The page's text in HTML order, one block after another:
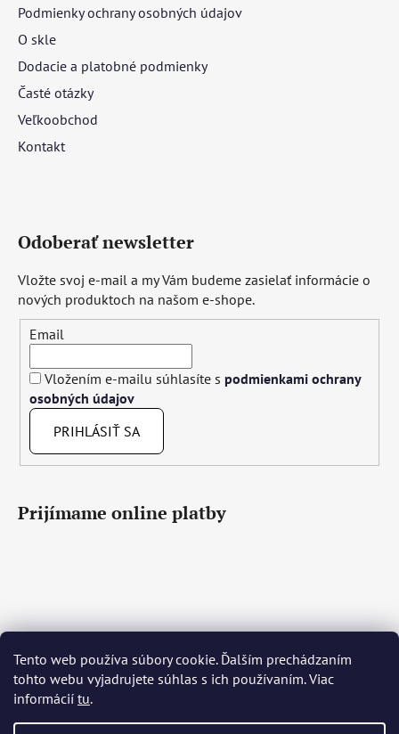
Tento web používa súbory cookie. Ďalším prechádzaním
tohto webu vyjadrujete súhlas s ich používaním. Viac
informácií tu.
Podmienky ochrany osobných údajov
O skle
Dodacie a platobné podmienky
Časté otázky
Veľkoobchod
Kontakt
Odoberať newsletter
Vložte svoj e-mail a my Vám budeme zasielať informácie o
nových produktoch na našom e-shope.
Email
Vložením e-mailu súhlasíte s podmienkami ochrany
osobných údajov
PRIHLÁSIŤ SA
Prijímame online platby
Čeština Slovenčina English Deutsch Magyar
Język polski Română Italiano Español Français
Português
Nederlands Українська Ελληνικά Svenska Dansk